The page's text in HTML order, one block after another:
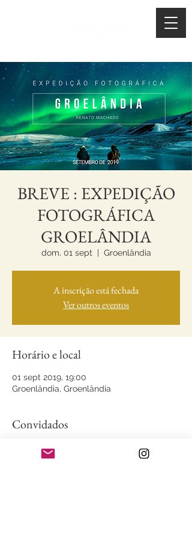
BREVE : EXPEDIÇÃO
FOTOGRÁFICA
GROELÂNDIA
dom, 01 sept
  |
Groenlândia
A inscrição está fechada
Ver outros eventos
Horário e local
01 sept 2019, 19:00
Groenlândia, Groenlândia
Convidados
+4 otros invitados